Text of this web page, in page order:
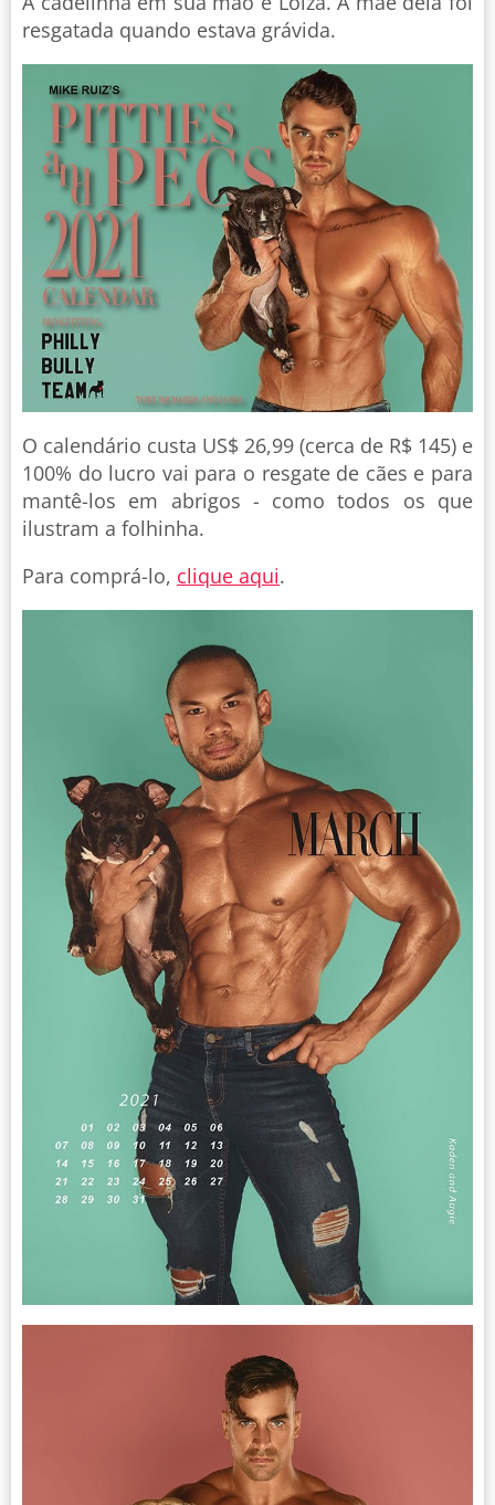
resgatada quando estava grávida.
O calendário custa US$ 26,99 (cerca de R$ 145) e
100% do lucro vai para o resgate de cães e para
mantê-los em abrigos - como todos os que
ilustram a folhinha.
Para comprá-lo, clique aqui.